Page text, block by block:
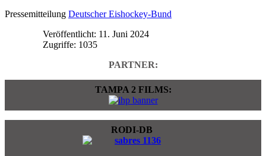
Pressemitteilung Deutscher Eishockey-Bund
Veröffentlicht: 11. Juni 2024
Zugriffe: 1035
PARTNER:
TAMPA 2 FILMS:
RODI-DB